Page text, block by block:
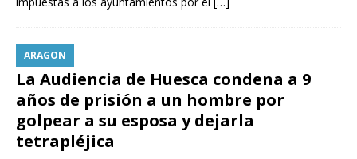
ARAGON
La Audiencia de Huesca condena a 9
años de prisión a un hombre por
golpear a su esposa y dejarla
tetrapléjica